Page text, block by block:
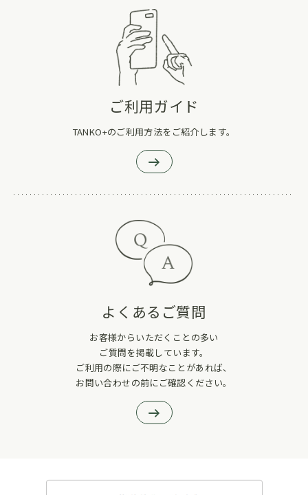
ご利用ガイド
TANKO+のご利用方法をご紹介します。
よくあるご質問
お客様からいただくことの多い
ご質問を掲載しています。
ご利用の際にご不明なことがあれば、
お問い合わせの前にご確認ください。